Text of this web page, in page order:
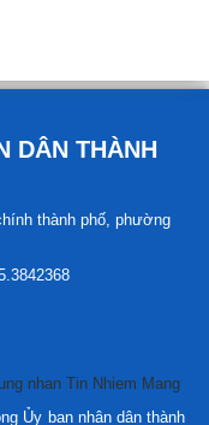
DÂN THÀNH
thành phố, phường
Ủy ban nhân dân thành